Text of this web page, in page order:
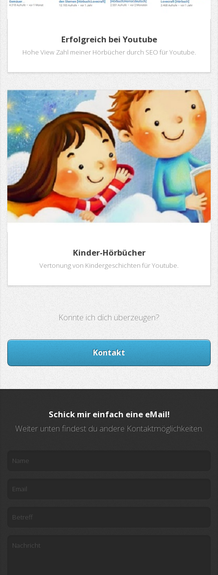
Erfolgreich bei Youtube
Hohe View Zahl meiner Hörbücher durch SEO für Youtube.
Kinder-Hörbücher
Vertonung von Kindergeschichten für Youtube.
Konnte ich dich überzeugen?
Kontakt
Schick mir einfach eine eMail!
Weiter unten findest du andere Kontaktmöglichkeiten.